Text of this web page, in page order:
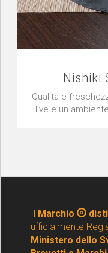
Nishiki
Qualità e
live e un
Marchio
ufficialmente
Ministero dello